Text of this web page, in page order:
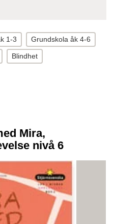
1-3 Grundskola åk 4-6
Blindhet
Mira,
nivå 6